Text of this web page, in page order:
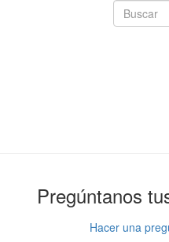
Pregúntanos
Hacer una